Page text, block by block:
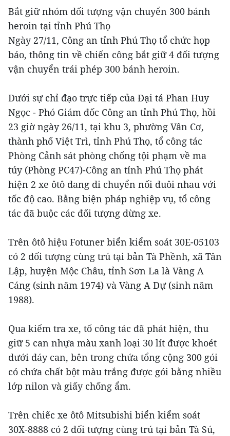
Bắt giữ nhóm đối tượng vận chuyển 300 bánh
heroin tại tỉnh Phú Thọ
Ngày 27/11, Công an tỉnh Phú Thọ tổ chức họp
báo, thông tin về chiến công bắt giữ 4 đối tượng
vận chuyển trái phép 300 bánh heroin.
Dưới sự chỉ đạo trực tiếp của Đại tá Phan Huy
Ngọc - Phó Giám đốc Công an tỉnh Phú Thọ, hồi
23 giờ ngày 26/11, tại khu 3, phường Vân Cơ,
thành phố Việt Trì, tỉnh Phú Thọ, tổ công tác
Phòng Cảnh sát phòng chống tội phạm về ma
túy (Phòng PC47)-Công an tỉnh Phú Thọ phát
hiện 2 xe ôtô đang di chuyển nối đuôi nhau với
tốc độ cao. Bằng biện pháp nghiệp vụ, tổ công
tác đã buộc các đối tượng dừng xe.
Trên ôtô hiệu Fotuner biển kiểm soát 30E-05103
có 2 đối tượng cùng trú tại bản Tà Phềnh, xã Tân
Lập, huyện Mộc Châu, tỉnh Sơn La là Vàng A
Cáng (sinh năm 1974) và Vàng A Dự (sinh năm
1988).
Qua kiểm tra xe, tổ công tác đã phát hiện, thu
giữ 5 can nhựa màu xanh loại 30 lít được khoét
dưới đáy can, bên trong chứa tổng cộng 300 gói
có chứa chất bột màu trắng được gói bằng nhiều
lớp nilon và giấy chống ẩm.
Trên chiếc xe ôtô Mitsubishi biển kiểm soát
30X-8888 có 2 đối tượng cùng trú tại bản Tà Sú,